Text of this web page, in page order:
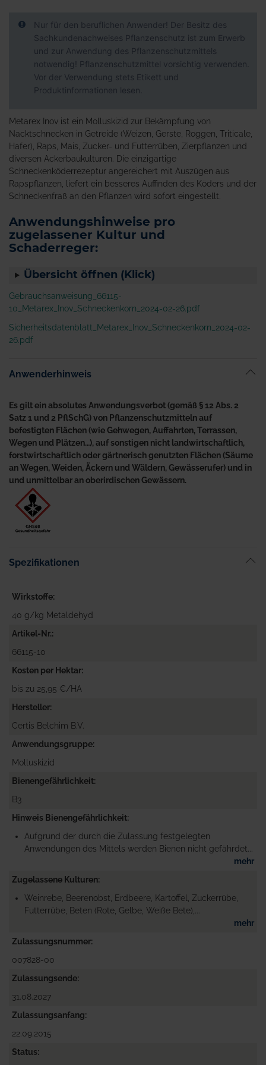
Nur für den beruflichen Anwender! Der Besitz des
Sachkundenachweises Pflanzenschutz ist zum Erwerb
und zur Anwendung des Pflanzenschutzmittels
notwendig! Pflanzenschutzmittel vorsichtig verwenden.
Vor der Verwendung stets Etikett und
Produktinformationen lesen.
Metarex Inov ist ein Molluskizid zur Bekämpfung von
Nacktschnecken in Getreide (Weizen, Gerste, Roggen, Triticale,
Hafer), Raps, Mais, Zucker- und Futterrüben, Zierpflanzen und
diversen Ackerbaukulturen. Die einzigartige
Schneckenköderrezeptur angereichert mit Auszügen aus
Rapspflanzen, liefert ein besseres Auffinden des Köders und der
Schneckenfraß an den Pflanzen wird sofort eingestellt.
Anwendungshinweise pro
zugelassener Kultur und
Schaderreger:
Übersicht öffnen (Klick)
Gebrauchsanweisung_66115-
10_Metarex_Inov_Schneckenkorn_2024-02-26.pdf
Sicherheitsdatenblatt_Metarex_Inov_Schneckenkorn_2024-02-
26.pdf
Anwenderhinweis
Es gilt ein absolutes Anwendungsverbot (gemäß § 12 Abs. 2
Satz 1 und 2 PflSchG) von Pflanzenschutzmitteln auf
befestigten Flächen (wie Gehwegen, Auffahrten, Terrassen,
Wegen und Plätzen…), auf sonstigen nicht landwirtschaftlich,
forstwirtschaftlich oder gärtnerisch genutzten Flächen (Säume
an Wegen, Weiden, Äckern und Wäldern, Gewässerufer) und in
und unmittelbar an oberirdischen Gewässern.
Spezifikationen
Wirkstoffe
40 g/kg Metaldehyd
Artikel-Nr.
66115-10
Kosten per Hektar
bis zu 25,95 €/HA
Hersteller
Certis Belchim B.V.
Anwendungsgruppe
Molluskizid
Bienengefährlichkeit
B3
Hinweis Bienengefährlichkeit
Aufgrund der durch die Zulassung festgelegten
Anwendungen des Mittels werden Bienen nicht gefährdet...
mehr
Zugelassene Kulturen
Weinrebe, Beerenobst, Erdbeere, Kartoffel, Zuckerrübe,
Futterrübe, Beten (Rote, Gelbe, Weiße Bete),...
mehr
Zulassungsnummer
007828-00
Zulassungsende
31.08.2027
Zulassungsanfang
22.09.2015
Status